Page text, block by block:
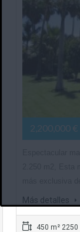
2,200,000 €
Más detalles
450 m² 2250